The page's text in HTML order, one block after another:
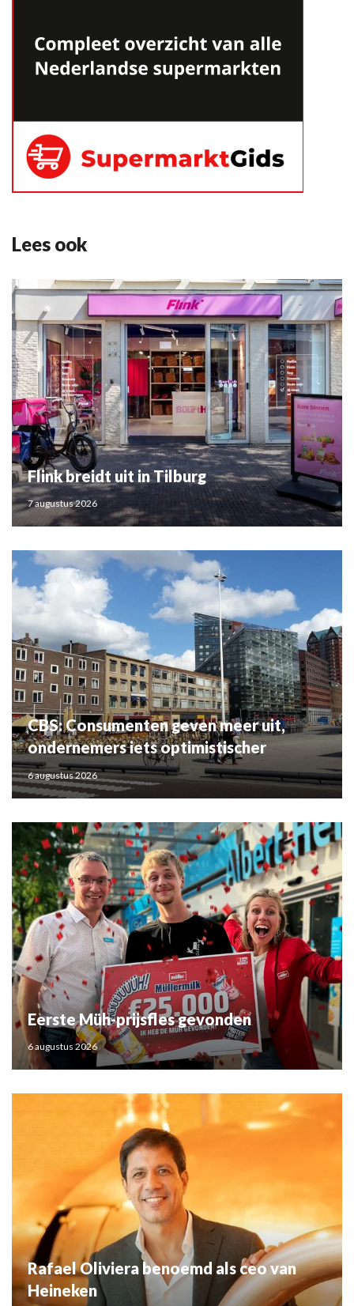
Lees ook
Flink breidt uit in Tilburg
7 augustus 2026
CBS: Consumenten geven meer uit,
ondernemers iets optimistischer
6 augustus 2026
Eerste Müh-prijsfles gevonden
6 augustus 2026
Rafael Oliviera benoemd als ceo van
Heineken